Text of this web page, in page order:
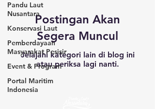
Pandu Laut
Nusantara
Konservasi Laut
Pemberdayaan
Masyarakat Pesisir
Event & Program
Portal Maritim
Indonesia
Postingan Akan
Segera Muncul
Jelajahi kategori lain di blog ini
atau periksa lagi nanti.